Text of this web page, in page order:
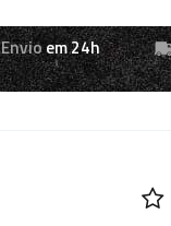
Envioem 24h